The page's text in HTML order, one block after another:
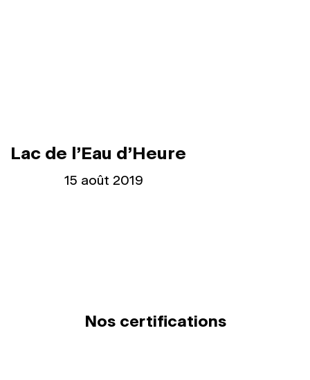
Lac de l’Eau d’Heure
15 août 2019
Nos certifications